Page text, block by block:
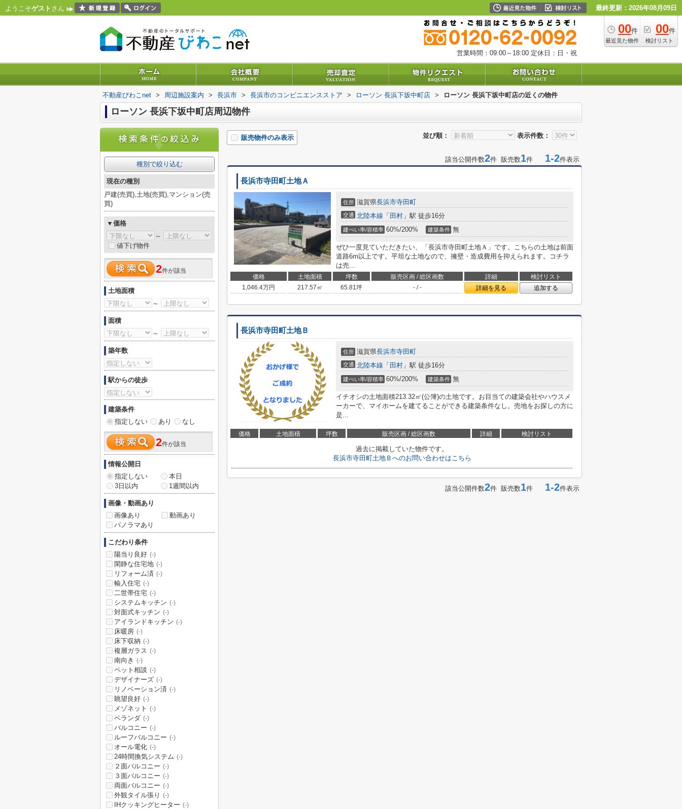
ようこそゲスト さん 最終更新：2026年08月09日
00件
最近見た物件
00件
検討リスト
営業時間：09:00～18:00 定休日：日・祝
不動産びわこnet > 周辺施設案内 > 長浜市 > 長浜市のコンビニエンスストア > ローソン 長浜下坂中町店 > ローソン 長浜下坂中町店の近くの物件
ローソン 長浜下坂中町店周辺物件
並び順： 表示件数：
販売物件のみ表示
該当公開件数2件 販売数1件 1-2件表示
長浜市寺田町土地Ａ
住所 滋賀県長浜市寺田町
交通 北陸本線 「 田村 」駅 徒歩16分
建ぺい率/容積率 60%/200% 建築条件 無
ぜひ一度見ていただきたい、「長浜市寺田町土地Ａ」です。こちらの土地は前面
道路6m以上です。平坦な土地なので、擁壁・造成費用を抑えられます。コチラ
は売...
価格 土地面積 坪数 販売区画 / 総区画数 詳細
検討リスト
1,046.4万円 217.57㎡ 65.81坪 - / - 詳細を見る 追加する
長浜市寺田町土地Ｂ
住所 滋賀県長浜市寺田町
交通 北陸本線 「 田村 」駅 徒歩16分
建ぺい率/容積率 60%/200% 建築条件 無
イチオシの土地面積213.32㎡(公簿)の土地です。お目当ての建築会社やハウスメ
ーカーで、マイホームを建てることができる建築条件なし。売地をお探しの方に
是...
価格 土地面積 坪数 販売区画 / 総区画数 詳細 検討リスト
過去に掲載していた物件です。
長浜市寺田町土地Ｂへのお問い合わせはこちら
該当公開件数2件 販売数1件 1-2件表示
種別で絞り込む
現在の種別
戸建(売買),土地(売買),マンション(売
買)
▼価格
～
値下げ物件
2件が該当
土地面積
～
面積
～
築年数
駅からの徒歩
建築条件
指定しない
あり なし
2件が該当
情報公開日
指定しない
本日
3日以内
1週間以内
画像・動画あり
画像あり
動画あり
パノラマあり
こだわり条件
陽当り良好 (-)
閑静な住宅地 (-)
リフォーム済 (-)
輸入住宅 (-)
二世帯住宅 (-)
システムキッチン (-)
対面式キッチン (-)
アイランドキッチン (-)
床暖房 (-)
床下収納 (-)
複層ガラス (-)
南向き (-)
ペット相談 (-)
デザイナーズ (-)
リノベーション済 (-)
眺望良好 (-)
メゾネット (-)
ベランダ (-)
バルコニー (-)
ルーフバルコニー (-)
オール電化 (-)
24時間換気システム (-)
２面バルコニー (-)
３面バルコニー (-)
両面バルコニー (-)
外観タイル張り (-)
IHクッキングヒーター (-)